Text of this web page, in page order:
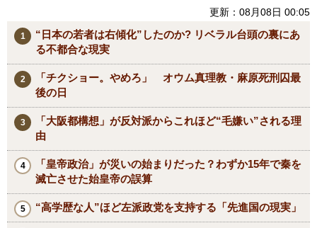
更新：08月08日 00:05
“日本の若者は右傾化”したのか? リベラル台頭の裏にあ
る不都合な現実
「チクショー。やめろ」 オウム真理教・麻原死刑囚最
後の日
「大阪都構想」が反対派からこれほど“毛嫌い”される理
由
「皇帝政治」が災いの始まりだった？わずか15年で秦を
滅亡させた始皇帝の誤算
“高学歴な人”ほど左派政党を支持する「先進国の現実」